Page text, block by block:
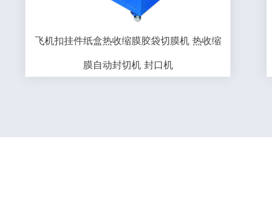
飞机扣挂件纸盒热收缩膜胶袋切膜机 热收缩
膜自动封切机 封口机